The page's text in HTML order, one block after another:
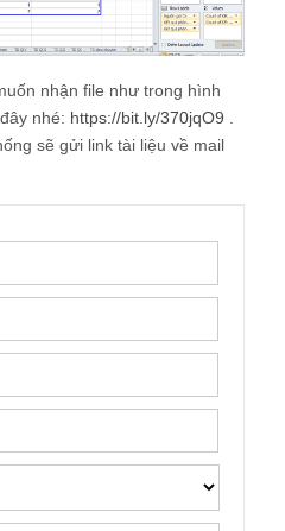
nhận file như trong hình
nhé: https://bit.ly/370jqO9
sẽ gửi link tài liệu về mail